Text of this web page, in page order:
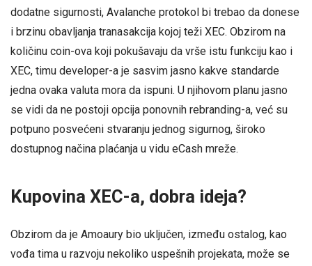
dodatne sigurnosti, Avalanche protokol bi trebao da donese
i brzinu obavljanja tranasakcija kojoj teži XEC. Obzirom na
količinu coin-ova koji pokušavaju da vrše istu funkciju kao i
XEC, timu developer-a je sasvim jasno kakve standarde
jedna ovaka valuta mora da ispuni. U njihovom planu jasno
se vidi da ne postoji opcija ponovnih rebranding-a, već su
potpuno posvećeni stvaranju jednog sigurnog, široko
dostupnog načina plaćanja u vidu eCash mreže.
Kupovina XEC-a, dobra ideja?
Obzirom da je Amoaury bio uključen, između ostalog, kao
vođa tima u razvoju nekoliko uspešnih projekata, može se